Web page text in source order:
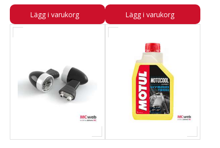
Lägg i varukorg Lägg i varukorg